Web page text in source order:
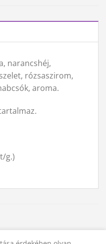
narancshéj,
rózsaszirom,
aroma.
g.)
TEA